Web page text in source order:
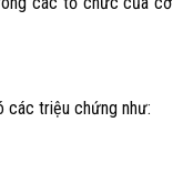
các triệu chứng như: